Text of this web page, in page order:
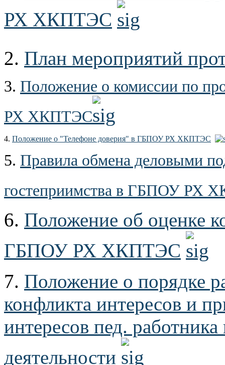
РХ ХКПТЭС
2. План мероприятий
3. Положение о комиссии по
РХ ХКПТЭС
4. Положение о "Телефоне доверия" в ГБПОУ РХ ХКПТЭС
5. Правила обмена деловыми
гостеприимства в ГБПОУ РХ
6. Положение об оценке
ГБПОУ РХ ХКПТЭС
7. Положение о порядке
конфликта интересов и
интересов пед.
деятельности